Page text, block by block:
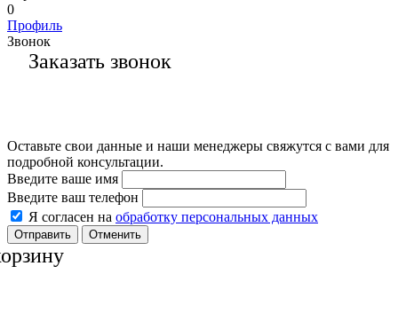
0
Профиль
Звонок
Заказать звонок
Оставьте свои данные и наши менеджеры свяжутся с вами для
подробной консультации.
Введите ваше имя
Введите ваш телефон
Я согласен на обработку персональных данных
Отменить